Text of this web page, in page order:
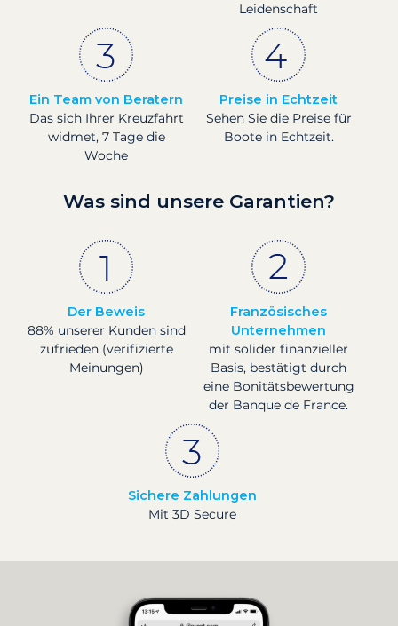
Leidenschaft
Ein Team von Beratern
Das sich Ihrer Kreuzfahrt
widmet, 7 Tage die
Woche
Preise in Echtzeit
Sehen Sie die Preise für
Boote in Echtzeit.
Was sind unsere Garantien?
Der Beweis
88% unserer Kunden sind
zufrieden (verifizierte
Meinungen)
Französisches
Unternehmen
mit solider finanzieller
Basis, bestätigt durch
eine Bonitätsbewertung
der Banque de France.
Sichere Zahlungen
Mit 3D Secure